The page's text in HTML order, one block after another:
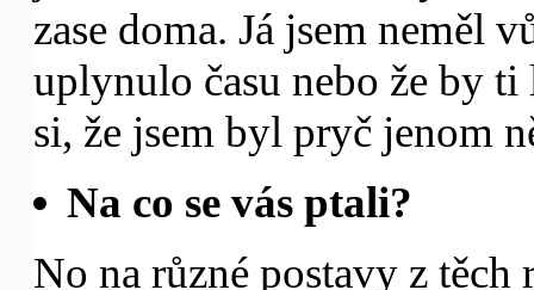
zase doma. Já jsem neměl
uplynulo času nebo že by
si, že jsem byl pryč jenom
Na co se vás ptali?
No na různé postavy z těch